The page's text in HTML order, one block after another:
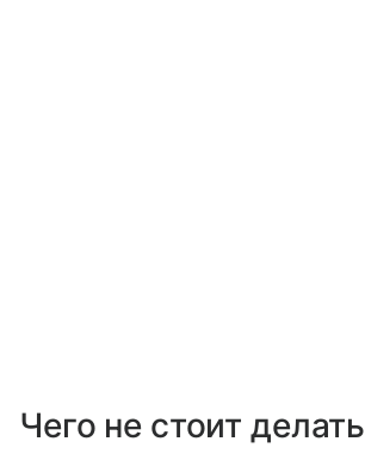
Чего не стоит делать